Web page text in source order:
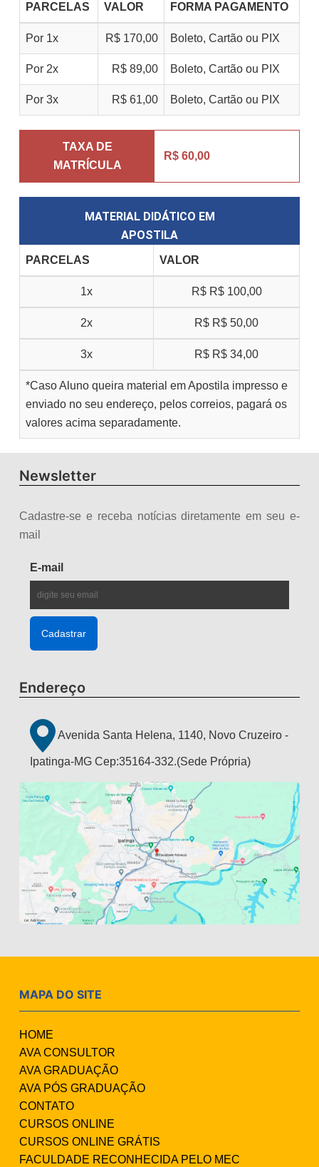
PARCELAS VALOR FORMA PAGAMENTO
Por 1x R$ 170,00 Boleto, Cartão ou PIX
Por 2x R$ 89,00 Boleto, Cartão ou PIX
Por 3x R$ 61,00 Boleto, Cartão ou PIX
TAXA DE
MATRÍCULA
R$ 60,00
MATERIAL DIDÁTICO EM
APOSTILA
PARCELAS VALOR
1x R$ R$ 100,00
2x R$ R$ 50,00
3x R$ R$ 34,00
*Caso Aluno queira material em Apostila impresso e
enviado no seu endereço, pelos correios, pagará os
valores acima separadamente.
Newsletter
Cadastre-se e receba notícias diretamente em seu e-
mail
E-mail
Endereço
Avenida Santa Helena, 1140, Novo Cruzeiro -
Ipatinga-MG Cep:35164-332.(Sede Própria)
MAPA DO SITE
HOME
AVA CONSULTOR
AVA GRADUAÇÃO
AVA PÓS GRADUAÇÃO
CONTATO
CURSOS ONLINE
CURSOS ONLINE GRÁTIS
FACULDADE RECONHECIDA PELO MEC